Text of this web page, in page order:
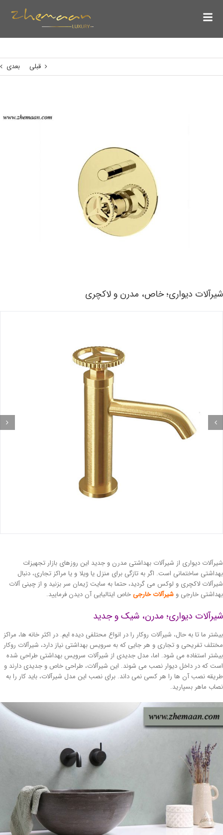
قبلی بعدی
دیواری؛ خاص، مدرن و لاکچری
دیواری از شیرآلات بهداشتی مدرن و جدید این روزهای بازار تجهیزات
ساختمانی است. اگر به تازگی برای منزل یا ویلا و یا مراکز تجاری، دنبال
لاکچری و لوکس می گردید، حتما به سایت ژیمان سر بزنید و از چینی آلات
خارجی وشیرآلات خارجیخاص ایتالیایی آن دیدن فرمایید.
دیواری؛ مدرن، شیک و جدید
ما تا به حال، شیرآلات روکار را در انواع محتلفی دیده ایم. در اکثر خانه ها، مراکز
تفریحی و تجاری و هر جایی که به سرویس بهداشتی نیاز دارد، شیرآلات روکار
استفاده می شود. اما، مدل جدیدی از شیرآلات سرویس بهداشتی طراحی شده
که در داخل دیوار نصب می شوند. این شیرآلات، طراحی خاص و جدیدی دارند و
نصب آن ها را هر کسی نمی داند. برای نصب این مدل شیرآلات، باید کار را به
ماهر بسپارید.